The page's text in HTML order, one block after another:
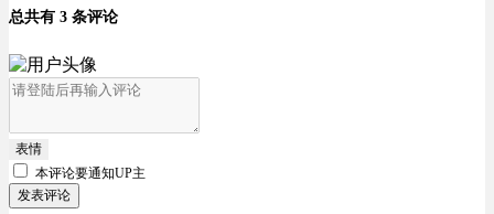
总共有 3 条评论
表情
本评论要通知UP主
发表评论